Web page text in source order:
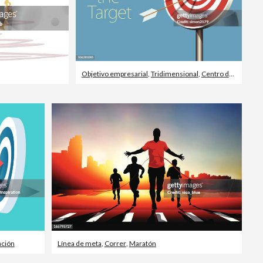
Objetivo empresarial, Tridimensional, Centro del Blanco
Línea de meta Correr, Maratón